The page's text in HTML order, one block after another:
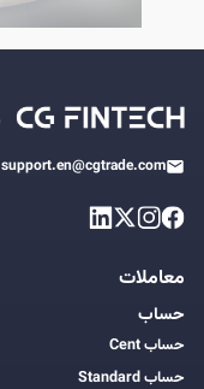
support.en@cgtrade.com
معاملات
حساب
حساب Cent
حساب Standard